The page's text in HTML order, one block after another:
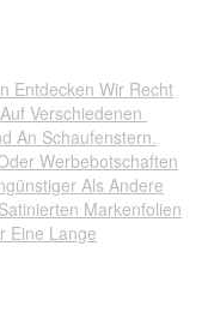
Entdecken Wir Recht
Verschiedenen
An Schaufenstern.
Werbebotschaften
Als Andere
Markenfolien
Eine Lange